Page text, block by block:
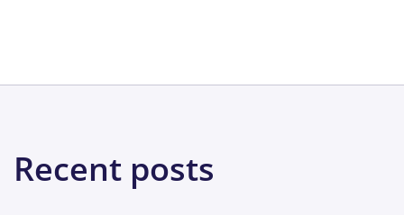
Recent posts